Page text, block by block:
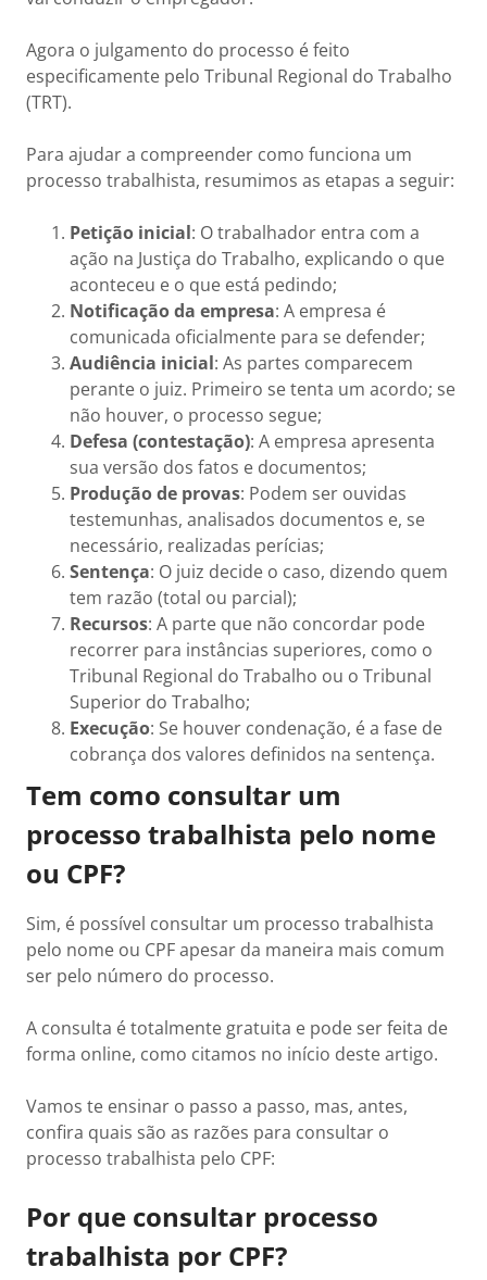
Agora o julgamento do processo é feito
especificamente pelo Tribunal Regional do Trabalho
(TRT).
Para ajudar a compreender como funciona um
processo trabalhista, resumimos as etapas a seguir:
Petição inicial: O trabalhador entra com a
ação na Justiça do Trabalho, explicando o que
aconteceu e o que está pedindo;
Notificação da empresa: A empresa é
comunicada oficialmente para se defender;
Audiência inicial: As partes comparecem
perante o juiz. Primeiro se tenta um acordo; se
não houver, o processo segue;
Defesa (contestação): A empresa apresenta
sua versão dos fatos e documentos;
Produção de provas: Podem ser ouvidas
testemunhas, analisados documentos e, se
necessário, realizadas perícias;
Sentença: O juiz decide o caso, dizendo quem
tem razão (total ou parcial);
Recursos: A parte que não concordar pode
recorrer para instâncias superiores, como o
Tribunal Regional do Trabalho ou o Tribunal
Superior do Trabalho;
Execução: Se houver condenação, é a fase de
cobrança dos valores definidos na sentença.
Tem como consultar um
processo trabalhista pelo nome
ou CPF?
Sim, é possível consultar um processo trabalhista
pelo nome ou CPF apesar da maneira mais comum
ser pelo número do processo.
A consulta é totalmente gratuita e pode ser feita de
forma online, como citamos no início deste artigo.
Vamos te ensinar o passo a passo, mas, antes,
confira quais são as razões para consultar o
processo trabalhista pelo CPF:
Por que consultar processo
trabalhista por CPF?